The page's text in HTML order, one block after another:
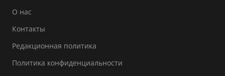
О нас
Контакты
Редакционная политика
Политика конфиденциальности